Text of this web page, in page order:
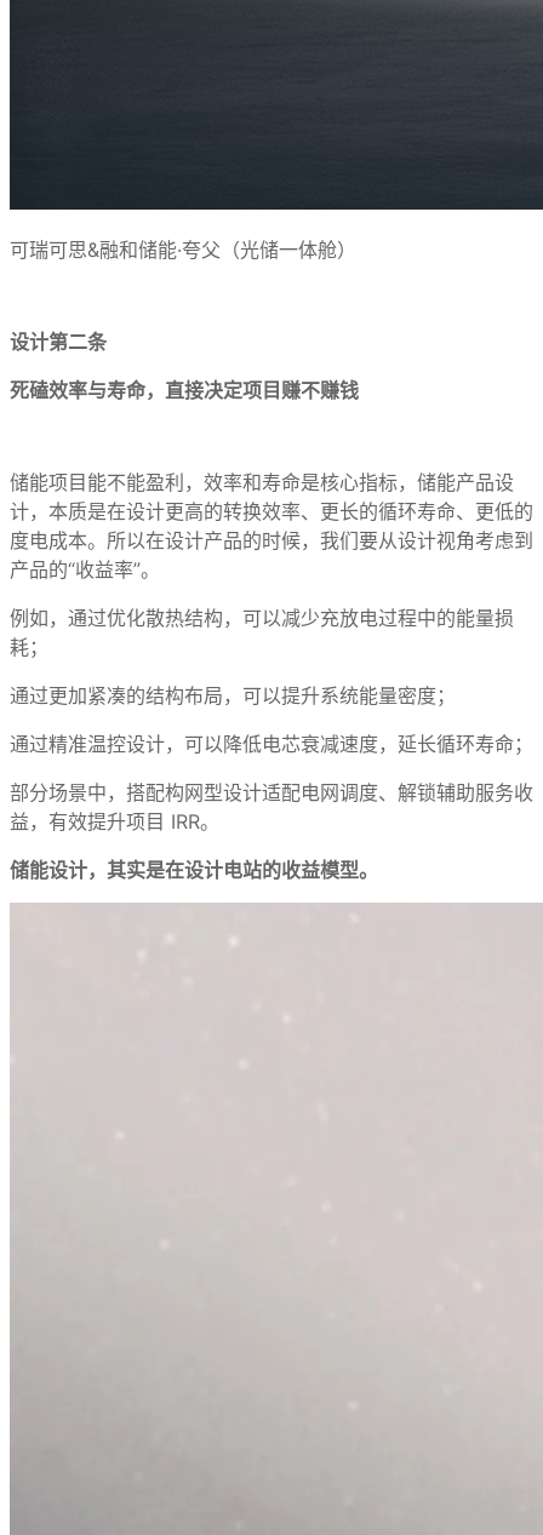
可瑞可思&融和储能·夸父（光储一体舱）
设计第二条
死磕效率与寿命，直接决定项目赚不赚钱
储能项目能不能盈利，效率和寿命是核心指标，储能产品设
计，本质是在设计更高的转换效率、更长的循环寿命、更低的
度电成本。所以在设计产品的时候，我们要从设计视角考虑到
产品的“收益率”。
例如，通过优化散热结构，可以减少充放电过程中的能量损
耗；
通过更加紧凑的结构布局，可以提升系统能量密度；
通过精准温控设计，可以降低电芯衰减速度，延长循环寿命；
部分场景中，搭配构网型设计适配电网调度、解锁辅助服务收
益，有效提升项目 IRR。
储能设计，其实是在设计电站的收益模型。